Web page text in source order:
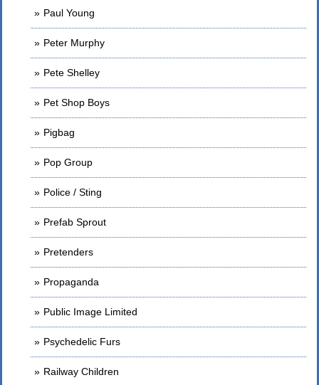
Paul Young
Peter Murphy
Pete Shelley
Pet Shop Boys
Pigbag
Pop Group
Police / Sting
Prefab Sprout
Pretenders
Propaganda
Public Image Limited
Psychedelic Furs
Railway Children